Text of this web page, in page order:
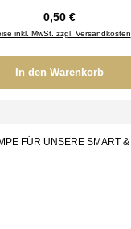
Regulärer Preis:
0,50 €
inkl. MwSt. zzgl. Versandkosten
In den Warenkorb